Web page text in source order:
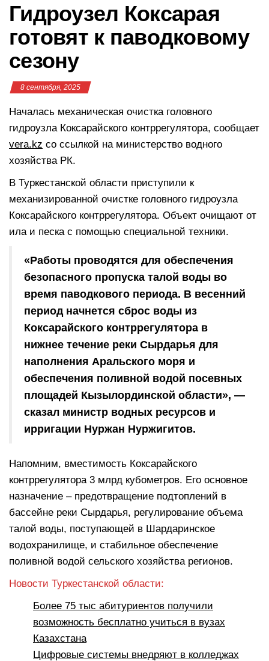
Гидроузел Коксарая
готовят к паводковому
сезону
8 сентября, 2025
Началась механическая очистка головного
гидроузла Коксарайского контррегулятора, сообщает
vera.kz со ссылкой на министерство водного
хозяйства РК.
В Туркестанской области приступили к
механизированной очистке головного гидроузла
Коксарайского контррегулятора. Объект очищают от
ила и песка с помощью специальной техники.
«Работы проводятся для обеспечения
безопасного пропуска талой воды во
время паводкового периода. В весенний
период начнется сброс воды из
Коксарайского контррегулятора в
нижнее течение реки Сырдарья для
наполнения Аральского моря и
обеспечения поливной водой посевных
площадей Кызылординской области», —
сказал министр водных ресурсов и
ирригации Нуржан Нуржигитов.
Напомним, вместимость Коксарайского
контррегулятора 3 млрд кубометров. Его основное
назначение – предотвращение подтоплений в
бассейне реки Сырдарья, регулирование объема
талой воды, поступающей в Шардаринское
водохранилище, и стабильное обеспечение
поливной водой сельского хозяйства регионов.
Новости Туркестанской области:
Более 75 тыс абитуриентов получили
возможность бесплатно учиться в вузах
Казахстана
Цифровые системы внедряют в колледжах